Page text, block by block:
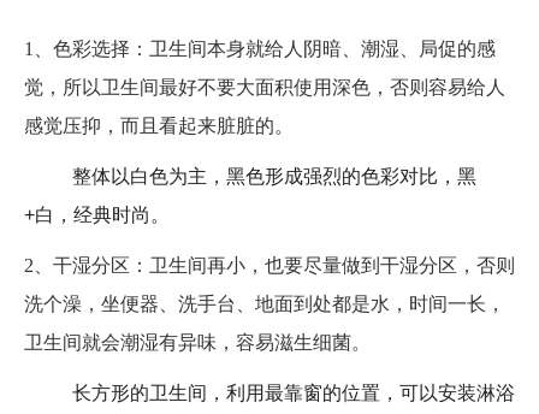
1、色彩选择：卫生间本身就给人阴暗、潮湿、局促的感
觉，所以卫生间最好不要大面积使用深色，否则容易给人
感觉压抑，而且看起来脏脏的。
整体以白色为主，黑色形成强烈的色彩对比，黑
+白，经典时尚。
2、干湿分区：卫生间再小，也要尽量做到干湿分区，否则
洗个澡，坐便器、洗手台、地面到处都是水，时间一长，
卫生间就会潮湿有异味，容易滋生细菌。
长方形的卫生间，利用最靠窗的位置，可以安装淋浴